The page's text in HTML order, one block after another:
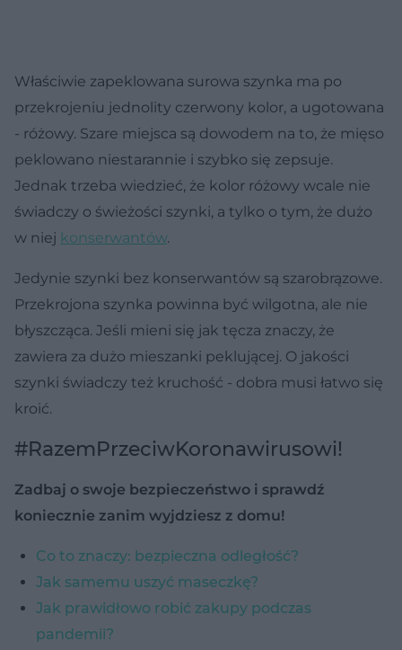
Właściwie zapeklowana surowa szynka ma po
przekrojeniu jednolity czerwony kolor, a ugotowana
- różowy. Szare miejsca są dowodem na to, że mięso
peklowano niestarannie i szybko się zepsuje.
Jednak trzeba wiedzieć, że kolor różowy wcale nie
świadczy o świeżości szynki, a tylko o tym, że dużo
w niej konserwantów.
Jedynie szynki bez konserwantów są szarobrązowe.
Przekrojona szynka powinna być wilgotna, ale nie
błyszcząca. Jeśli mieni się jak tęcza znaczy, że
zawiera za dużo mieszanki peklującej. O jakości
szynki świadczy też kruchość - dobra musi łatwo się
kroić.
#RazemPrzeciwKoronawirusowi!
Zadbaj o swoje bezpieczeństwo i sprawdź
koniecznie zanim wyjdziesz z domu!
Co to znaczy: bezpieczna odległość?
Jak samemu uszyć maseczkę?
Jak prawidłowo robić zakupy podczas
pandemii?